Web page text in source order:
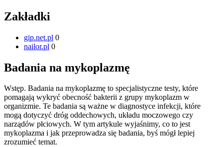
Zakładki
gip.net.pl 0
nailor.pl 0
Badania na mykoplazmę
Wstęp. Badania na mykoplazmę to specjalistyczne testy, które
pomagają wykryć obecność bakterii z grupy mykoplazm w
organizmie. Te badania są ważne w diagnostyce infekcji, które
mogą dotyczyć dróg oddechowych, układu moczowego czy
narządów płciowych. W tym artykule wyjaśnimy, co to jest
mykoplazma i jak przeprowadza się badania, byś mógł lepiej
zrozumieć temat.